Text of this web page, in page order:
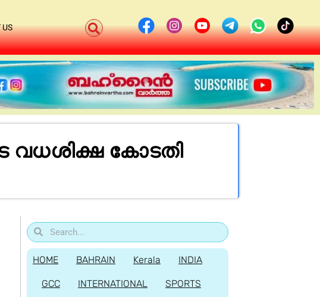
US
വധശിക്ഷ കോടതി
HOME BAHRAIN Kerala INDIA
GCC INTERNATIONAL SPORTS